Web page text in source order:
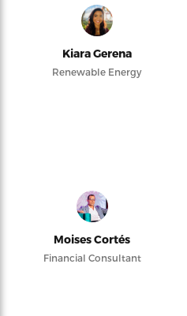
Kiara Gerena
Renewable Energy
Moises Cortés
Financial Consultant